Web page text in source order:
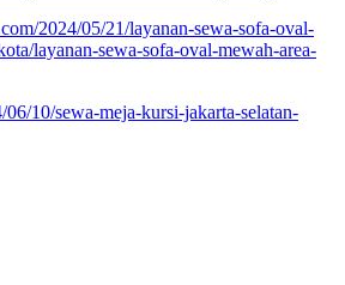
2024/05/21/layanan-sewa-sofa-oval-
layanan-sewa-sofa-oval-mewah-area-
10/sewa-meja-kursi-jakarta-selatan-